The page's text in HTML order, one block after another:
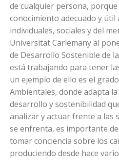
de cualquier persona,
conocimiento adecuado y útil
individuales, sociales y del
Universitat Carlemany al
de Desarrollo Sostenible de
está trabajando para tener
un ejemplo de ello es el
Ambientales, donde adapta
desarrollo y sostenibilidad
analizar y actuar frente a las
se enfrenta, es importante
tomar conciencia sobre los
produciendo desde hace